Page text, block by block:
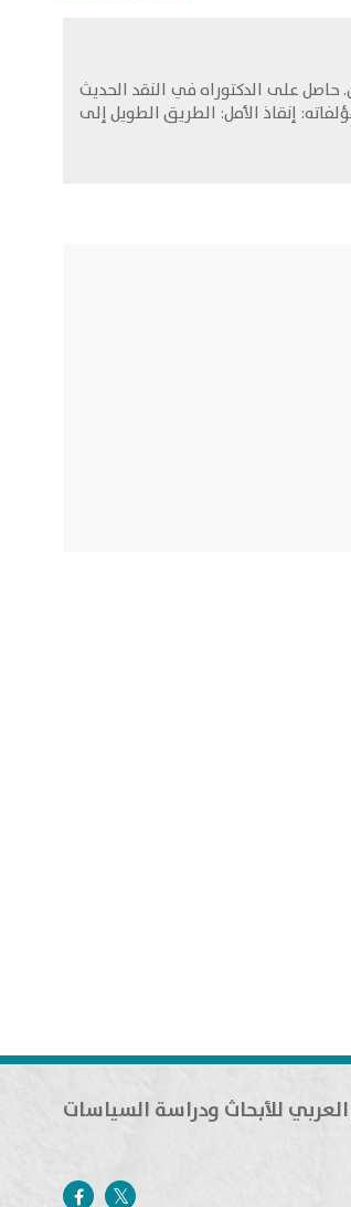
حاصل على الدكتوراه في النقد الحديث
العربية التابع لجامعة الدول العربية في القاهرة في عام 2003. من مؤلفاته: إنقاذ الأمل: الطريق الطويل إلى
للأبحاث ودراسة السياسات